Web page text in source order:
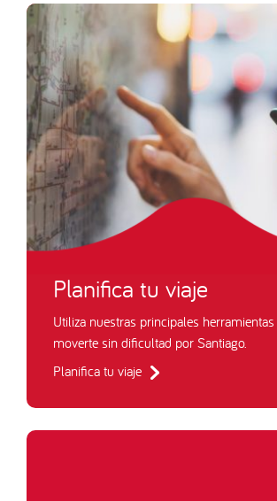
Planifica tu viaje
Utiliza nuestras principales
moverte sin dificultad por Santiago.
Planifica tu viaje